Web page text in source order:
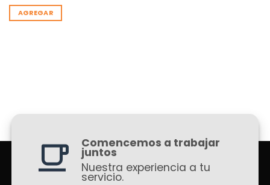
AGREGAR
Comencemos a trabajar
juntos
Nuestra experiencia a tu
servicio.